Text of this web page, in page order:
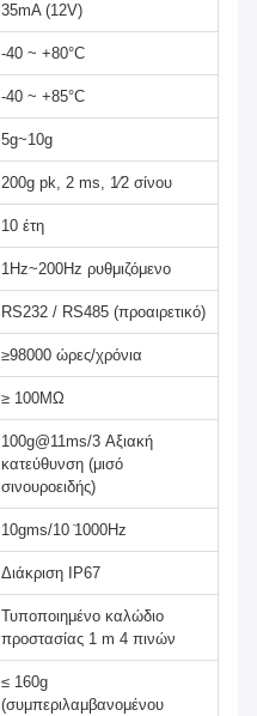
35mA (12V)
-40 ~ +80°C
-40 ~ +85°C
5g~10g
200g pk, 2 ms, 1⁄2 σίνου
10 έτη
1Hz~200Hz ρυθμιζόμενο
RS232 / RS485 (προαιρετικό)
≥98000 ώρες/χρόνια
≥ 100MΩ
100g@11ms/3 Αξιακή
κατεύθυνση (μισό
σινουροειδής)
10gms/10 ̇1000Hz
Διάκριση IP67
Τυποποιημένο καλώδιο
προστασίας 1 m 4 πινών
≤ 160g
(συμπεριλαμβανομένου